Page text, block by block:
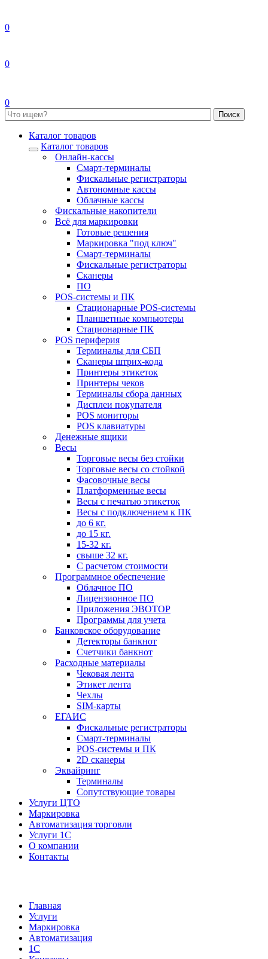
0
0
0
Каталог товаров
Каталог товаров
Онлайн-кассы
Смарт-терминалы
Фискальные регистраторы
Автономные кассы
Облачные кассы
Фискальные накопители
Всё для маркировки
Готовые решения
Маркировка "под ключ"
Смарт-терминалы
Фискальные регистраторы
Сканеры
ПО
POS-системы и ПК
Стационарные POS-системы
Планшетные компьютеры
Стационарные ПК
POS периферия
Терминалы для СБП
Сканеры штрих-кода
Принтеры этикеток
Принтеры чеков
Терминалы сбора данных
Дисплеи покупателя
POS мониторы
POS клавиатуры
Денежные ящики
Весы
Торговые весы без стойки
Торговые весы со стойкой
Фасовочные весы
Платформенные весы
Весы с печатью этикеток
Весы с подключением к ПК
до 6 кг.
до 15 кг.
15-32 кг.
свыше 32 кг.
С расчетом стоимости
Программное обеспечение
Облачное ПО
Лицензионное ПО
Приложения ЭВОТОР
Программы для учета
Банковское оборудование
Детекторы банкнот
Счетчики банкнот
Расходные материалы
Чековая лента
Этикет лента
Чехлы
SIM-карты
ЕГАИС
Фискальные регистраторы
Смарт-терминалы
POS-системы и ПК
2D сканеры
Эквайринг
Терминалы
Сопутствующие товары
Услуги ЦТО
Маркировка
Автоматизация торговли
Услуги 1С
О компании
Контакты
Главная
Услуги
Маркировка
Автоматизация
1С